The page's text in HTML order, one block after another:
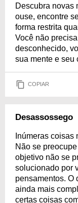
Descubra novas
ouse, encontre
forma restrita
Você não
desconhecido,
sua mente e seu
COPIAR
Desassossego
Inúmeras coisas
Não se
objetivo não se
solucionado por
pensamentos. O
ainda mais
certas coisas